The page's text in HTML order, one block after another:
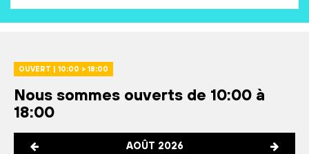
OUVERT | 10:00 > 18:00
Nous sommes ouverts de 10:00 à
18:00
AOÛT 2026